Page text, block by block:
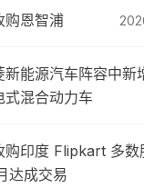
购恩智浦
新能源汽车阵容中新
式混合动力车
购印度 Flipkart 多数
达成交易